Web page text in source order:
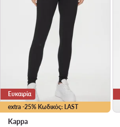
extra -25% Κωδικός: LAST
Ευκαιρία
Kappa